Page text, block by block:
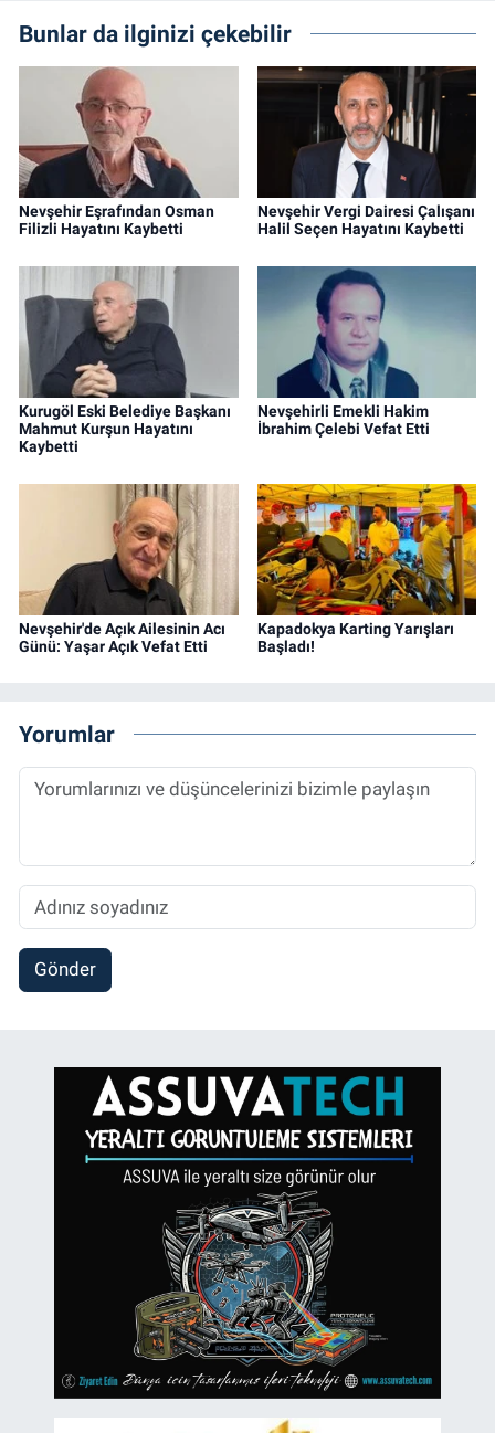
Bunlar da ilginizi çekebilir
Nevşehir Eşrafından Osman
Filizli Hayatını Kaybetti
Nevşehir Vergi Dairesi Çalışanı
Halil Seçen Hayatını Kaybetti
Kurugöl Eski Belediye Başkanı
Mahmut Kurşun Hayatını
Kaybetti
Nevşehirli Emekli Hakim
İbrahim Çelebi Vefat Etti
Nevşehir'de Açık Ailesinin Acı
Günü: Yaşar Açık Vefat Etti
Kapadokya Karting Yarışları
Başladı!
Yorumlar
Gönder